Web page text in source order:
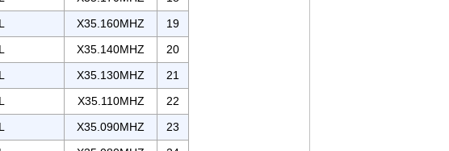
X35.160MHZ
19
X35.140MHZ
20
X35.130MHZ
21
X35.110MHZ
22
X35.090MHZ
23